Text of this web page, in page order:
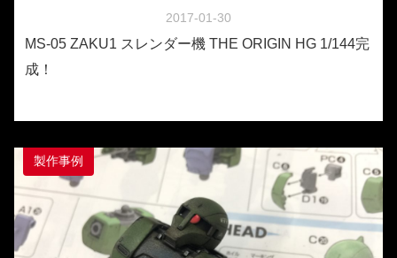
2017-01-30
MS-05 ZAKU1 スレンダー機 THE ORIGIN HG 1/144完
成！
製作事例